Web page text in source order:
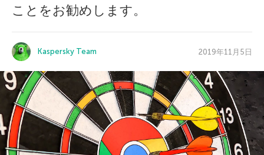
ことをお勧めします。
Kaspersky Team 2019年11月5日